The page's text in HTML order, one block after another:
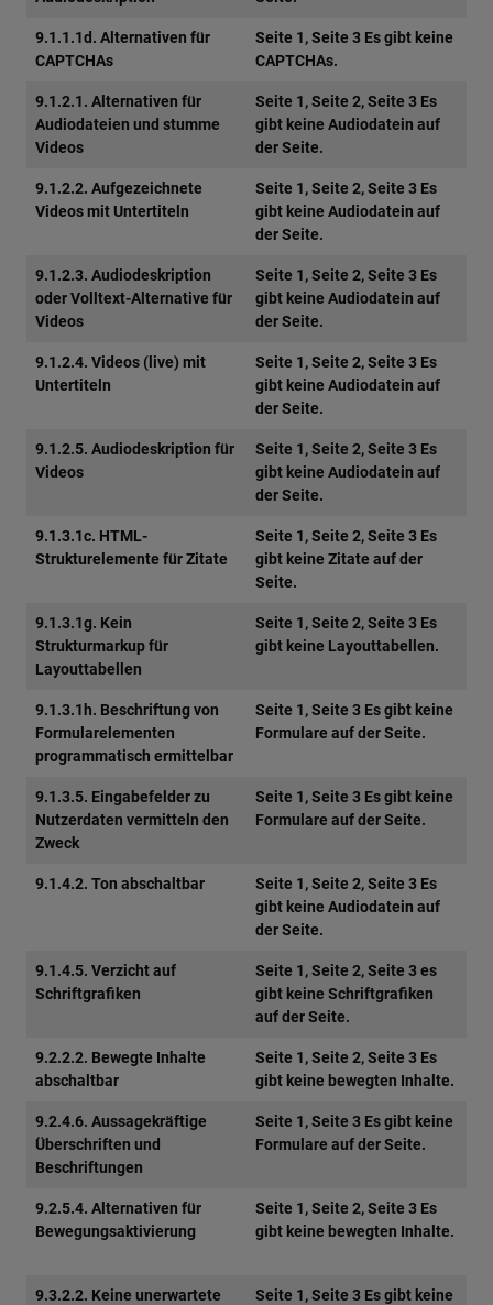
9.1.1.1d. Alternativen für
CAPTCHAs
Seite 1, Seite 3 Es gibt keine
CAPTCHAs.
9.1.2.1. Alternativen für
Audiodateien und stumme
Videos
Seite 1, Seite 2, Seite 3 Es
gibt keine Audiodatein auf
der Seite.
9.1.2.2. Aufgezeichnete
Videos mit Untertiteln
Seite 1, Seite 2, Seite 3 Es
gibt keine Audiodatein auf
der Seite.
9.1.2.3. Audiodeskription
oder Volltext-Alternative für
Videos
Seite 1, Seite 2, Seite 3 Es
gibt keine Audiodatein auf
der Seite.
9.1.2.4. Videos (live) mit
Untertiteln
Seite 1, Seite 2, Seite 3 Es
gibt keine Audiodatein auf
der Seite.
9.1.2.5. Audiodeskription für
Videos
Seite 1, Seite 2, Seite 3 Es
gibt keine Audiodatein auf
der Seite.
9.1.3.1c. HTML-
Strukturelemente für Zitate
Seite 1, Seite 2, Seite 3 Es
gibt keine Zitate auf der
Seite.
9.1.3.1g. Kein
Strukturmarkup für
Layouttabellen
Seite 1, Seite 2, Seite 3 Es
gibt keine Layouttabellen.
9.1.3.1h. Beschriftung von
Formularelementen
programmatisch ermittelbar
Seite 1, Seite 3 Es gibt keine
Formulare auf der Seite.
9.1.3.5. Eingabefelder zu
Nutzerdaten vermitteln den
Zweck
Seite 1, Seite 3 Es gibt keine
Formulare auf der Seite.
9.1.4.2. Ton abschaltbar
Seite 1, Seite 2, Seite 3 Es
gibt keine Audiodatein auf
der Seite.
9.1.4.5. Verzicht auf
Schriftgrafiken
Seite 1, Seite 2, Seite 3 es
gibt keine Schriftgrafiken
auf der Seite.
9.2.2.2. Bewegte Inhalte
abschaltbar
Seite 1, Seite 2, Seite 3 Es
gibt keine bewegten Inhalte.
9.2.4.6. Aussagekräftige
Überschriften und
Beschriftungen
Seite 1, Seite 3 Es gibt keine
Formulare auf der Seite.
9.2.5.4. Alternativen für
Bewegungsaktivierung
Seite 1, Seite 2, Seite 3 Es
gibt keine bewegten Inhalte.
9.3.2.2. Keine unerwartete
Seite 1, Seite 3 Es gibt keine